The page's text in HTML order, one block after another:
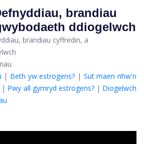
brandiau
ddiogelwch
| Beth yw estrogens? | Sut maen nhw'n
| Pwy all gymryd estrogens?| Diogelwch